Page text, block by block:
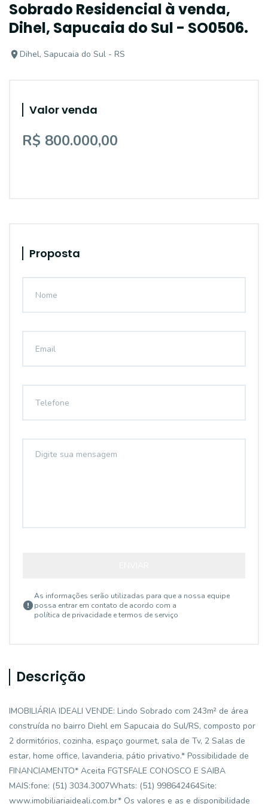
Sobrado Residencial à venda,
Dihel, Sapucaia do Sul - SO0506.
Dihel, Sapucaia do Sul - RS
Valor venda
R$ 800.000,00
Proposta
As informações serão utilizadas para que a nossa equipe
possa entrar em contato de acordo com a
política de privacidade e termos de serviço
Descrição
IMOBILIÁRIA IDEALI VENDE: Lindo Sobrado com 243m² de área
construída no bairro Diehl em Sapucaia do Sul/RS, composto por
2 dormitórios, cozinha, espaço gourmet, sala de Tv, 2 Salas de
estar, home office, lavanderia, pátio privativo.* Possibilidade de
FINANCIAMENTO* Aceita FGTSFALE CONOSCO E SAIBA
MAIS:fone: (51) 3034.3007Whats: (51) 998642464Site:
www.imobiliariaideali.com.br* Os valores e as e disponibilidade